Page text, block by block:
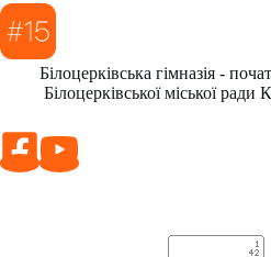
Білоцерківська гімназія -
Білоцерківської міської ради